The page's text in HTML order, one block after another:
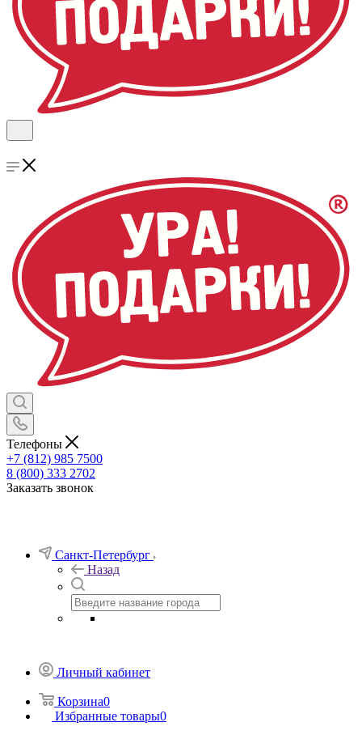
Телефоны
+7 (812) 985 7500
8 (800) 333 2702
Заказать звонок
Санкт-Петербург
Назад
Личный кабинет
Корзина0
Избранные товары0